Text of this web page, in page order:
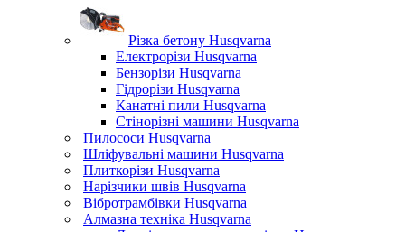
Різка бетону Husqvarna
Електрорізи Husqvarna
Бензорізи Husqvarna
Гідрорізи Husqvarna
Канатні пили Husqvarna
Стінорізні машини Husqvarna
Пилососи Husqvarna
Шліфувальні машини Husqvarna
Плиткорізи Husqvarna
Нарізчики швів Husqvarna
Вібротрамбівки Husqvarna
Алмазна техніка Husqvarna